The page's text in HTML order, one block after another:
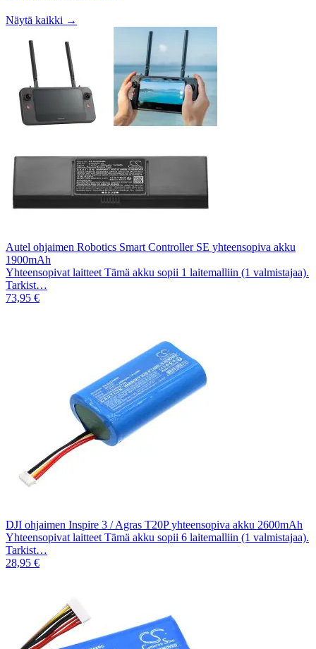
Näytä kaikki →
Autel ohjaimen Robotics Smart Controller SE yhteensopiva akku
1900mAh
Yhteensopivat laitteet Tämä akku sopii 1 laitemalliin (1 valmistajaa).
Tarkist…
73,95 €
DJI ohjaimen Inspire 3 / Agras T20P yhteensopiva akku 2600mAh
Yhteensopivat laitteet Tämä akku sopii 6 laitemalliin (1 valmistajaa).
Tarkist…
28,95 €